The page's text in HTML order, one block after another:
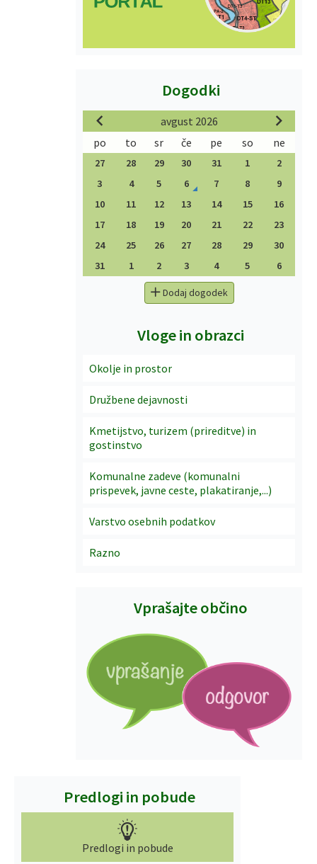
Dogodki
avgust 2026
po
to sr če pe so ne
27 28 29 30 31 1
2
3
4 5 6 7 8
9
10
11 12 13 14 15
16
17
18 19 20 21 22
23
24
25 26 27 28 29
30
31
1 2 3 4 5 6
Dodaj dogodek
Vloge in obrazci
Okolje in prostor
Družbene dejavnosti
Kmetijstvo, turizem (prireditve) in
gostinstvo
Komunalne zadeve (komunalni
prispevek, javne ceste, plakatiranje,...)
Varstvo osebnih podatkov
Razno
Vprašajte občino
Predlogi in pobude
Predlogi in pobude